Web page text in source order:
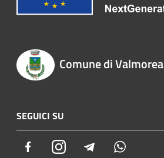
Comune di Valmorea
SEGUICI SU
FacebookInstagram Telegram